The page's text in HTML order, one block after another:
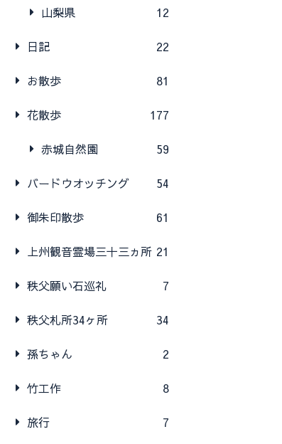
山梨県 12
日記 22
お散歩 81
花散歩 177
赤城自然園 59
バードウオッチング 54
御朱印散歩 61
上州観音霊場三十三ヵ所 21
秩父願い石巡礼 7
秩父札所34ヶ所 34
孫ちゃん 2
竹工作 8
旅行 7